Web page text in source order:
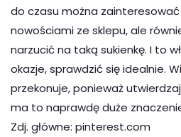
do czasu można zainteresować
nowościami ze sklepu, ale
narzucić na taką sukienkę. I to
okazje, sprawdzić się idealnie.
przekonuje, ponieważ
ma to naprawdę duże
Zdj. główne: pinterest.com